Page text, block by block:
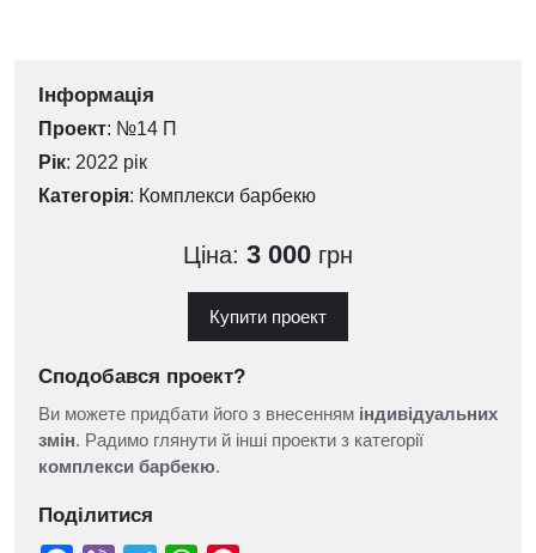
Інформація
Проект: №14 П
Рік: 2022 рік
Категорія: Комплекси барбекю
Ціна: 3 000 грн
Купити проект
Сподобався проект?
Ви можете придбати його з внесенням індивідуальних
змін. Радимо глянути й інші проекти з категорії
комплекси барбекю.
Поділитися